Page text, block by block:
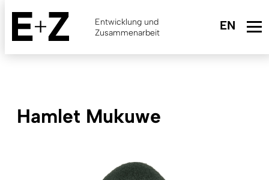
Skip
main
content
Entwicklung und
Zusammenarbeit
Hamlet Mukuwe